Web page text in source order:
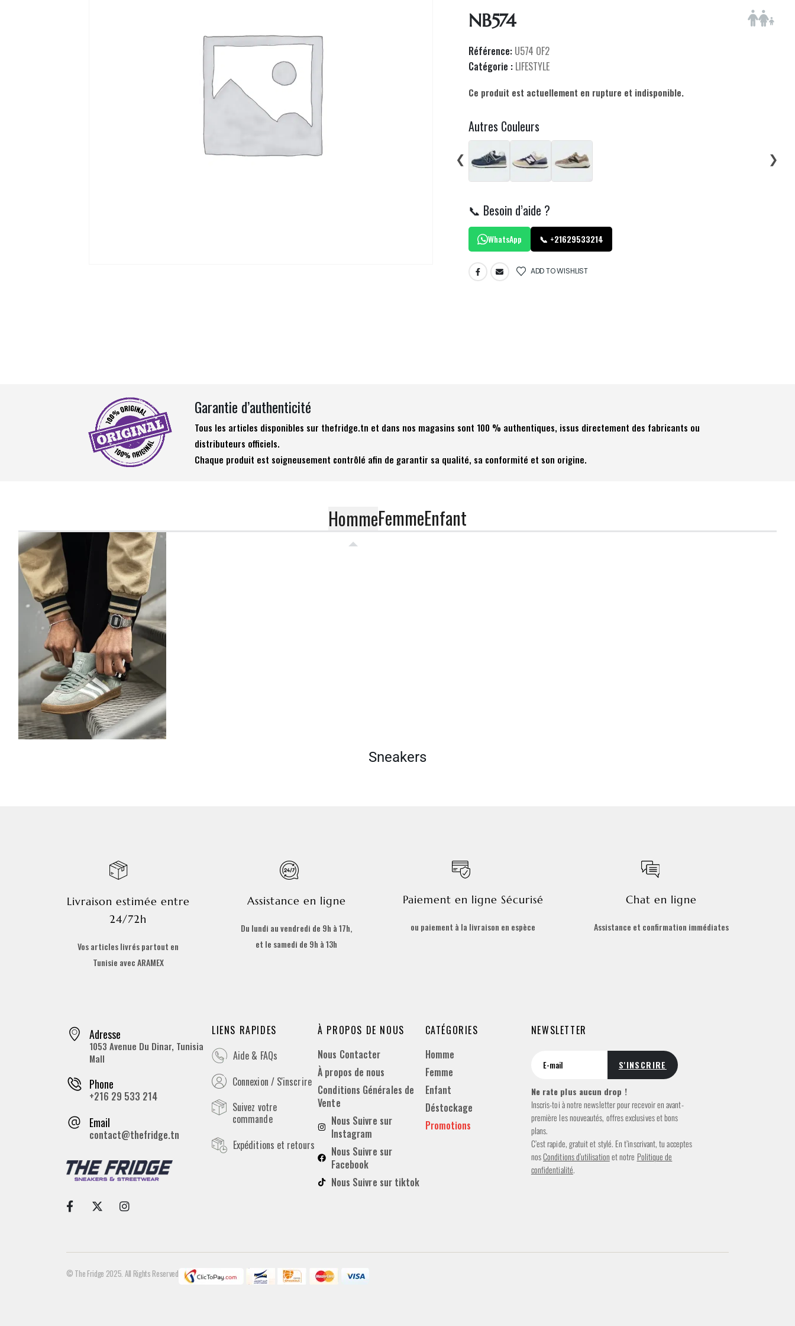
NB574
Référence: U574 OF2
Catégorie : LIFESTYLE
Ce produit est actuellement en rupture et indisponible.
Autres Couleurs
❮
❯
📞 Besoin d’aide ?
WhatsApp 📞 +21629533214
ADD TO WISHLIST
Garantie d’authenticité
Tous les articles disponibles sur thefridge.tn et dans nos magasins sont 100 % authentiques, issus directement des fabricants ou
distributeurs officiels.
Chaque produit est soigneusement contrôlé afin de garantir sa qualité, sa conformité et son origine.
HommeFemmeEnfant
Sneakers
Livraison estimée entre
24/72h
Vos articles livrés partout en
Tunisie avec ARAMEX
Assistance en ligne
Du lundi au vendredi de 9h à 17h,
et le samedi de 9h à 13h
Paiement en ligne Sécurisé
ou paiement à la livraison en espèce
Chat en ligne
Assistance et confirmation immédiates
Adresse
1053 Avenue Du Dinar, Tunisia
Mall
Phone
+216 29 533 214
Email
contact@thefridge.tn
LIENS RAPIDES
Aide & FAQs
Connexion / S'inscrire
Suivez votre
commande
Expéditions et retours
À PROPOS DE NOUS
Nous Contacter
À propos de nous
Conditions Générales de
Vente
Nous Suivre sur
Instagram
Nous Suivre sur
Facebook
Nous Suivre sur tiktok
CATÉGORIES
Homme
Femme
Enfant
Déstockage
Promotions
NEWSLETTER
Ne rate plus aucun drop !
Inscris-toi à notre newsletter pour recevoir en avant-
première les nouveautés, offres exclusives et bons
plans.
C’est rapide, gratuit et stylé. En t’inscrivant, tu acceptes
nosConditions d’utilisationet notre Politique de
confidentialité.
© The Fridge 2025. All Rights Reserved